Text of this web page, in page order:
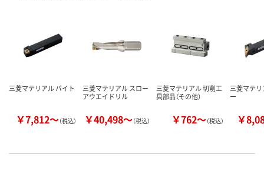
8月24日（月）まで
カゴへ カゴへ カ
三菱マテリアル バイト
￥7,812～（税込）
三菱マテリアル スロー
アウエイドリル
￥40,498～（税込）
三菱マテリアル 切削工
具部品（その他）
￥762～（税込）
三菱マテ
ー
￥